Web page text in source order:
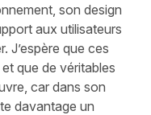
son design
aux utilisateurs
J’espère que ces
que de véritables
car dans son
davantage un